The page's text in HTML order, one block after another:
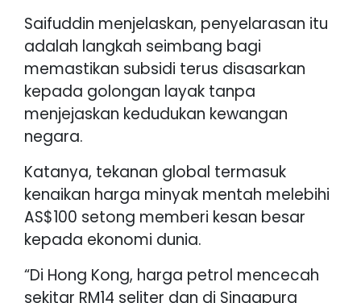
Saifuddin menjelaskan, penyelarasan itu
adalah langkah seimbang bagi
memastikan subsidi terus disasarkan
kepada golongan layak tanpa
menjejaskan kedudukan kewangan
negara.
Katanya, tekanan global termasuk
kenaikan harga minyak mentah melebihi
AS$100 setong memberi kesan besar
kepada ekonomi dunia.
“Di Hong Kong, harga petrol mencecah
sekitar RM14 seliter dan di Singapura